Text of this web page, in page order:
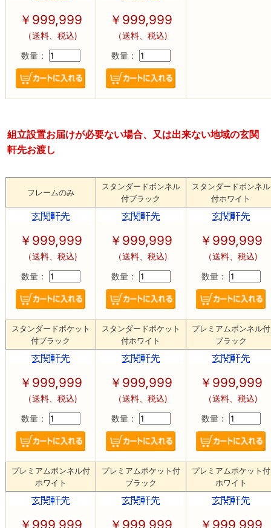
￥ 999,999
（送料、税込)
数量：
￥ 999,999
（送料、税込)
数量：
組立設置お届けが必要ない場合、又は出来ない地域の玄関
軒先お渡し
フレームのみ
スタンダードボンネル
付ブラック
スタンダードボンネル
付ホワイト
￥ 999,999
（送料、税込)
数量：
￥ 999,999
（送料、税込)
数量：
￥ 999,999
（送料、税込)
数量：
スタンダードポケット
付ブラック
スタンダードポケット
付ホワイト
プレミアムボンネル付
ブラック
￥ 999,999
（送料、税込)
数量：
￥ 999,999
（送料、税込)
数量：
￥ 999,999
（送料、税込)
数量：
プレミアムボンネル付
ホワイト
プレミアムポケット付
ブラック
プレミアムポケット付
ホワイト
￥ 999,999 ￥ 999,999 ￥ 999,999